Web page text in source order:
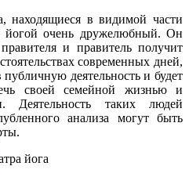
находящиеся в видимой части
йогой очень дружелюбный. Он
и правитель получит
современных дней,
деятельность и будет
своей семейной жизнью и
Деятельность таких людей
анализа могут быть